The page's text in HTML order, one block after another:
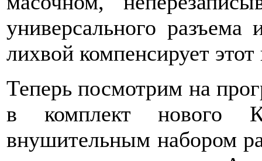
универсального
лихвой компенсирует этот
Теперь посмотрим на
в комплект нового
внушительным набором